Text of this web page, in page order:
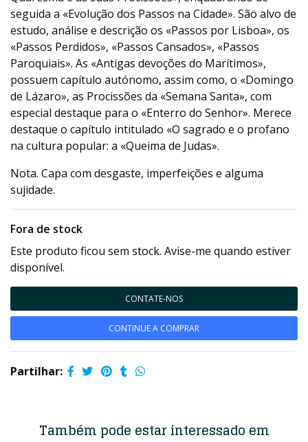
seguida a «Evolução dos Passos na Cidade». São alvo de
estudo, análise e descrição os «Passos por Lisboa», os
«Passos Perdidos», «Passos Cansados», «Passos
Paroquiais». As «Antigas devoções do Marítimos»,
possuem capítulo autónomo, assim como, o «Domingo
de Lázaro», as Procissões da «Semana Santa», com
especial destaque para o «Enterro do Senhor». Merece
destaque o capítulo intitulado «O sagrado e o profano
na cultura popular: a «Queima de Judas».
Nota. Capa com desgaste, imperfeições e alguma
sujidade.
Fora de stock
Este produto ficou sem stock. Avise-me quando estiver
disponível.
CONTATE-NOS
CONTINUE A COMPRAR
Partilhar:
Também pode estar interessado em